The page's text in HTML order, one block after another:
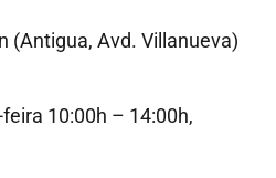
(Antigua, Avd. Villanueva)
10:00h – 14:00h,